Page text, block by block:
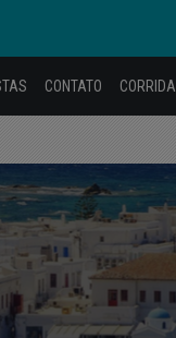
CONTATO CORRIDA